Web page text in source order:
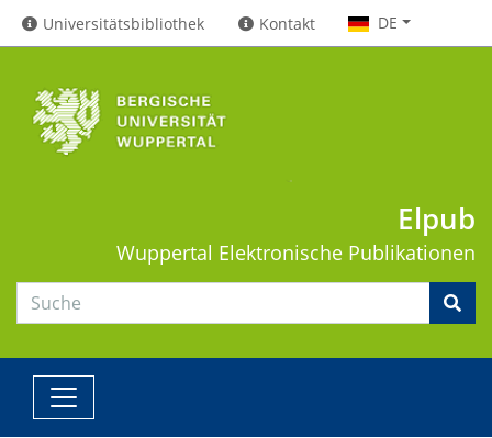
Universitätsbibliothek Kontakt DE
Elpub
Wuppertal Elektronische Publikationen